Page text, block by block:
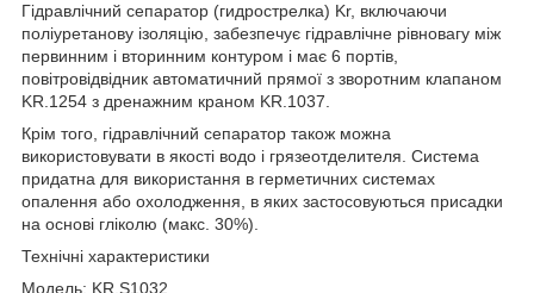
Гідравлічний сепаратор (гидрострелка) Kr, включаючи
поліуретанову ізоляцію, забезпечує гідравлічне рівновагу між
первинним і вторинним контуром і має 6 портів,
повітровідвідник автоматичний прямої з зворотним клапаном
KR.1254 з дренажним краном KR.1037.
Крім того, гідравлічний сепаратор також можна
використовувати в якості водо і грязеотделителя. Система
придатна для використання в герметичних системах
опалення або охолодження, в яких застосовуються присадки
на основі гліколю (макс. 30%).
Технічні характеристики
Модель: KR.S1032